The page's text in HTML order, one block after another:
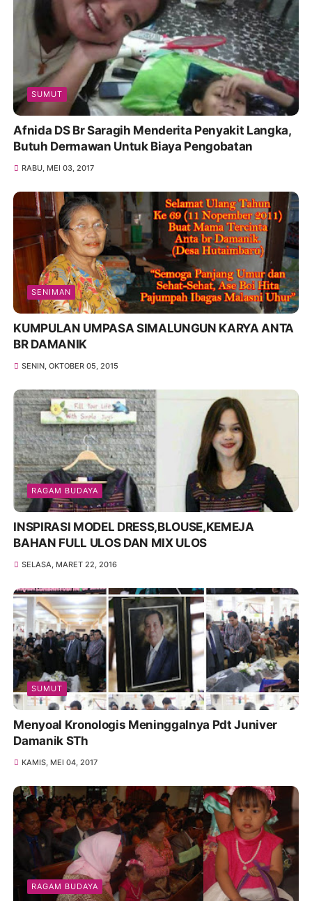
SUMUT
Afnida DS Br Saragih Menderita Penyakit Langka,
Butuh Dermawan Untuk Biaya Pengobatan
RABU, MEI 03, 2017
SENIMAN
KUMPULAN UMPASA SIMALUNGUN KARYA ANTA
BR DAMANIK
SENIN, OKTOBER 05, 2015
RAGAM BUDAYA
INSPIRASI MODEL DRESS,BLOUSE,KEMEJA
BAHAN FULL ULOS DAN MIX ULOS
SELASA, MARET 22, 2016
SUMUT
Menyoal Kronologis Meninggalnya Pdt Juniver
Damanik STh
KAMIS, MEI 04, 2017
RAGAM BUDAYA